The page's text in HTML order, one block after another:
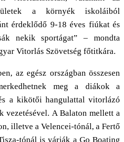
a környék iskoláiból
érdeklődő 9-18 éves fiúkat és
nekik sportágat” – mondta
Vitorlás Szövetség főtitkára.
az egész országban összesen
meg a diákok a
a kikötői hangulattal vitorlázó
vezetésével. A Balaton mellett a
illetve a Velencei-tónál, a Fertő
tónál is várják a Go Boating